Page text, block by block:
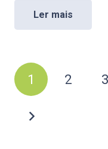
Ler mais
Paginação
de
posts
1 2 3